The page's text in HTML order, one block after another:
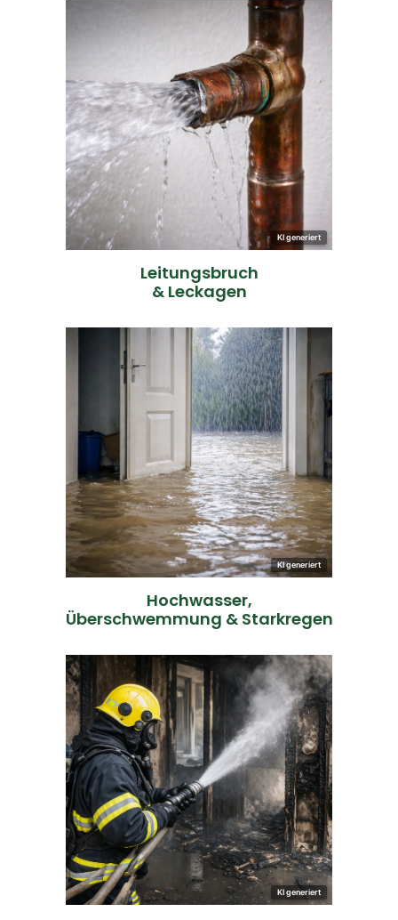
KI generiert
Der klassische Wasserschaden
im Haus entsteht oft durch
einen Rohrbruch oder eine
undichte Leitung. Das Wasser
verteilt sich dann nicht nur auf
dem Boden, sondern zieht
häufig in Estrich, Wandaufbau
und Dämmschichten.
LASS DICH BERATEN
Leitungsbruch
& Leckagen
KI generiert
Auch von außen eindringendes
Wasser kann massive
Feuchtigkeitsschäden
verursachen - besonders in
Kellern, Erdgeschossen oder
sensiblen Lagerbereichen.
MEHR INFOS
Hochwasser,
Überschwemmung & Starkregen
KI generiert
Nach einem Brand ist oft nicht
nur das Feuer das Problem.
Auch Löschwasser dringt tief in
Bauteile ein und macht eine
fachgerechte Trocknung
notwendig.
ANGEBOT ANFORDERN